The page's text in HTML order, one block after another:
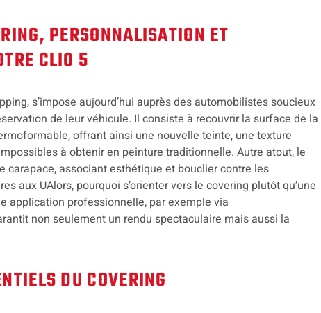
PERSONNALISATION ET
CLIO 5
s’impose aujourd’hui auprès des automobilistes soucieux
de leur véhicule. Il consiste à recouvrir la surface de la
offrant ainsi une nouvelle teinte, une texture
à obtenir en peinture traditionnelle. Autre atout, le
carapace, associant esthétique et bouclier contre les
aux UAlors, pourquoi s’orienter vers le covering plutôt qu’une
application professionnelle, par exemple via
non seulement un rendu spectaculaire mais aussi la
DU COVERING